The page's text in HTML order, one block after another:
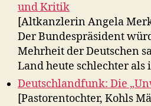
und Kritik
[Altkanzlerin Angela
Der Bundespräsident
Mehrheit der Deutschen
Land heute schlechter als
Deutschlandfunk: Die
[Pastorentochter, Kohls